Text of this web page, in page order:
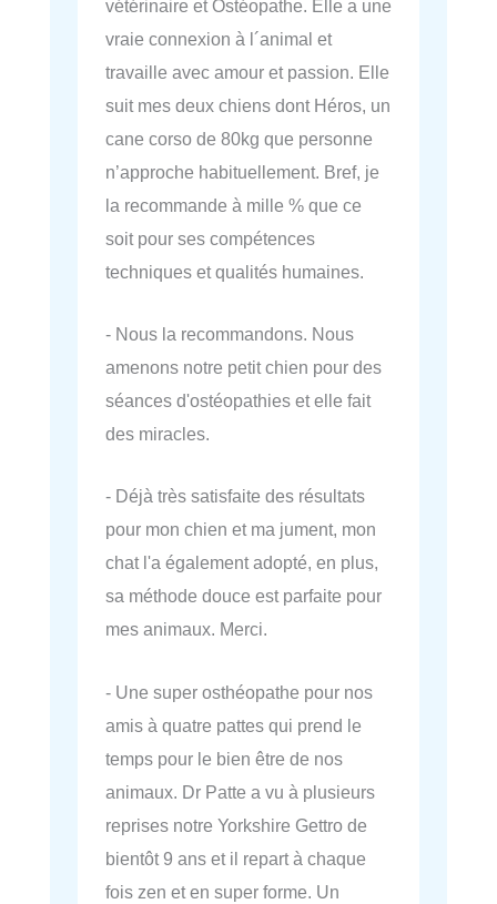
vétérinaire et Ostéopathe. Elle a une
vraie connexion à l´animal et
travaille avec amour et passion. Elle
suit mes deux chiens dont Héros, un
cane corso de 80kg que personne
n’approche habituellement. Bref, je
la recommande à mille % que ce
soit pour ses compétences
techniques et qualités humaines.
- Nous la recommandons. Nous
amenons notre petit chien pour des
séances d'ostéopathies et elle fait
des miracles.
- Déjà très satisfaite des résultats
pour mon chien et ma jument, mon
chat l'a également adopté, en plus,
sa méthode douce est parfaite pour
mes animaux. Merci.
- Une super osthéopathe pour nos
amis à quatre pattes qui prend le
temps pour le bien être de nos
animaux. Dr Patte a vu à plusieurs
reprises notre Yorkshire Gettro de
bientôt 9 ans et il repart à chaque
fois zen et en super forme. Un